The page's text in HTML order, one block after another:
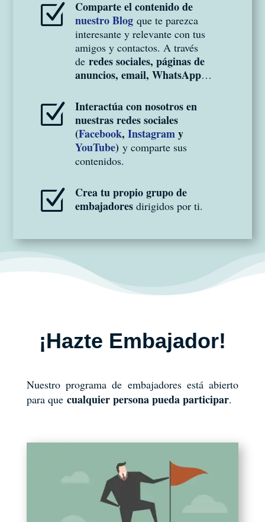
Z
Comparte el contenido de
nuestro Blogque te parezca
interesante y relevante con tus
amigos y contactos. A través
de redes sociales, páginas de
anuncios, email, WhatsApp…
Z
Interactúa con nosotros en
nuestras redes sociales
(Facebook, Instagramy
YouTube) y comparte sus
contenidos.
Z
Crea tu propio grupo de
embajadores dirigidos por ti.
¡Hazte Embajador!
Nuestro programa de embajadores está abierto
para que cualquier persona pueda participar.